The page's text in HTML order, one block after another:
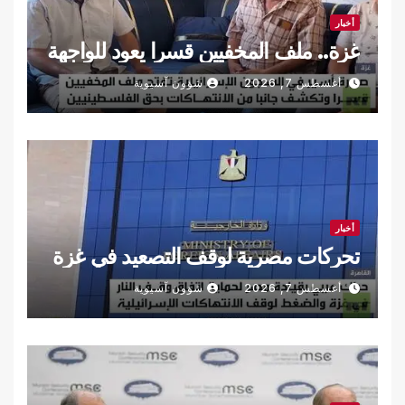
أخبار
غزة.. ملف المخفيين قسرا يعود للواجهة
أغسطس 7, 2026 شؤون آسيوية
أخبار
تحركات مصرية لوقف التصعيد في غزة
أغسطس 7, 2026 شؤون آسيوية